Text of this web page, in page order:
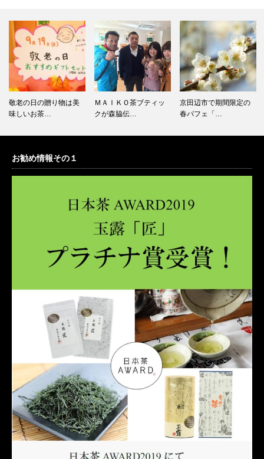
敬老の日の贈り物は美
味しいお茶…
ＭＡＩＫＯ茶ブティッ
クが森脇伝…
京田辺市で期間限定の
春パフェ「…
お勧め情報その１